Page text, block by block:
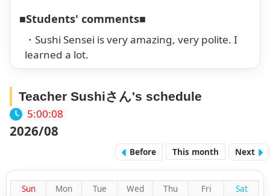
■Students' comments■
・Sushi Sensei is very amazing, very polite. I
learned a lot.
Teacher Sushiさん's schedule
5:00:09
2026/08
Before This month Next
Sun Mon Tue Wed Thu Fri Sat